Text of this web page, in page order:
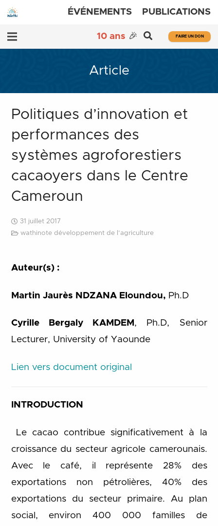
ÉVÉNEMENTS PUBLICATIONS
10 ans 🎉 FAIRE UN DON
Article
Politiques d’innovation et
performances des
systèmes agroforestiers
cacaoyers dans le Centre
Cameroun
31 juillet 2017
wathinote développement de l’agriculture
Auteur(s) :
Martin Jaurès NDZANA Eloundou, Ph.D
Cyrille Bergaly KAMDEM , Ph.D, Senior
Lecturer, University of Yaounde
Lien vers document original
INTRODUCTION
Le cacao contribue significativement à la
croissance du secteur agricole camerounais.
Avec le café, il représente 28% des
exportations non pétrolières, 40% des
exportations du secteur primaire. Au plan
social, environ 400 000 familles de